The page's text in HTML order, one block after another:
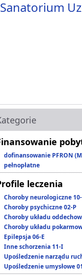
Sanatorium
dofinansowanie PFRON
pełnopłatne
leczenia
Choroby neurologiczne
Choroby psychiczne 02-P
Choroby układu
Choroby układu
Epilepsja 06-E
Inne schorzenia 11-I
Upośledzenie narządu
Upośledzenie umysłowe